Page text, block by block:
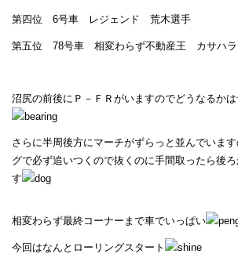
第四位 6号車 レジェンド 荒木選手
第五位 78号車 相変わらず不動産王 カサハラ
沼尻の前後にＰ－ＦＲがいますのでどうなるか
さらに半周後方にマーチがずらっと並んでいま
グで必ず追いつくので抜くのに手間取ったら後
す
相変わらず最終コーナーまで車でいっぱい
今回はなんとローリングスタート